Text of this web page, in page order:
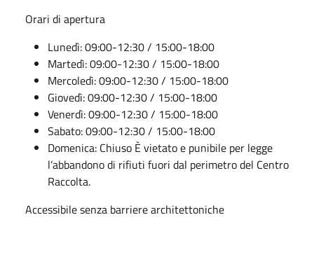
Orari di apertura
Lunedì: 09:00-12:30 / 15:00-18:00
Martedì: 09:00-12:30 / 15:00-18:00
Mercoledì: 09:00-12:30 / 15:00-18:00
Giovedì: 09:00-12:30 / 15:00-18:00
Venerdì: 09:00-12:30 / 15:00-18:00
Sabato: 09:00-12:30 / 15:00-18:00
Domenica: Chiuso È vietato e punibile per legge
l’abbandono di rifiuti fuori dal perimetro del Centro
Raccolta.
Accessibile senza barriere architettoniche